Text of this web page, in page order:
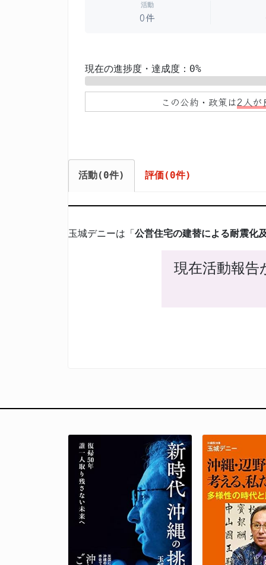
活動
0件
現在の進捗度・達成度：0%
この公約・政策は2人が
活動(0件) 評価(0件)
玉城デニーは「公営住宅の建替による耐震化
現在活動報